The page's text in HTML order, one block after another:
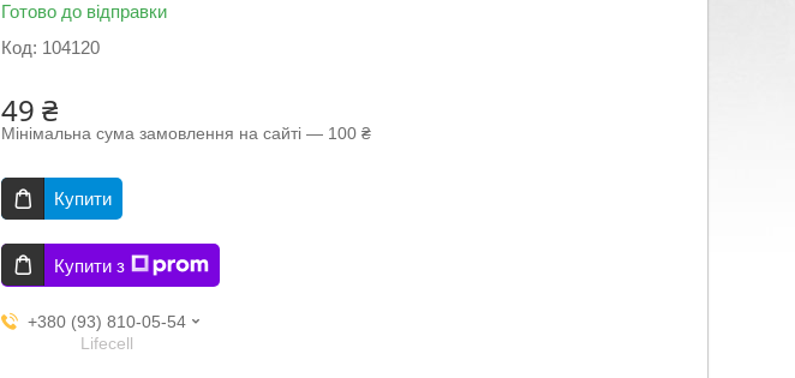
Готово до відправки
Код: 104120
49 ₴
Мінімальна сума замовлення на сайті — 100 ₴
Купити
Купити з
+380 (93) 810-05-54
Lifecell